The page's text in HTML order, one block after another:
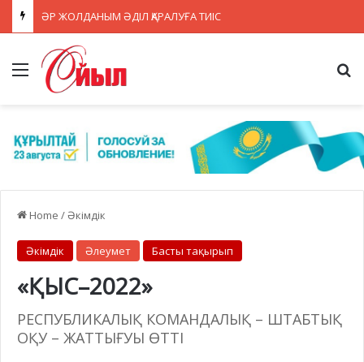
ӘР ЖОЛДАНЫМ ӘДІЛ ҚАРАЛУҒА ТИІС
Menu
Home /Әкімдік
Әкімдік Әлеумет Басты тақырып
«ҚЫС–2022»
РЕСПУБЛИКАЛЫҚ КОМАНДАЛЫҚ – ШТАБТЫҚ
ОҚУ – ЖАТТЫҒУЫ ӨТТІ